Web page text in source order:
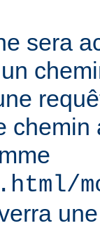
sera
chemin